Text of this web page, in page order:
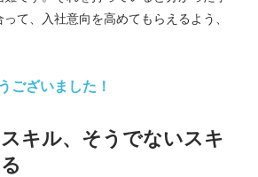
て、入社意向を高めてもらえるよう、
ございました！
キル、そうでないスキ